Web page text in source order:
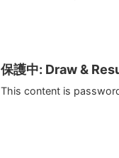
保護中: Draw &
This content is